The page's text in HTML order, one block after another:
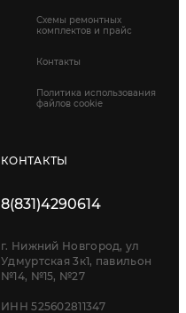
Схемы ремонтных
комплектов и прайс
Контакты
Политика использования
файлов cookie
КОНТАКТЫ
8(831)4290614
г. Нижний Новгород, ул
Удмуртская 3к1, павильон
№14, №15, №27
ИНН 525602811347